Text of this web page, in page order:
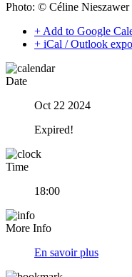
Photo: © Céline Nieszawer
+ Add to Google
+ iCal / Outlook
Date
Oct 22 2024
Expired!
Time
18:00
More Info
En savoir plus